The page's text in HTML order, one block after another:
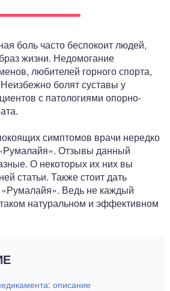
боль часто беспокоит людей,
жизни. Недомогание
любителей горного спорта,
болят суставы у
с патологиями опорно-
симптомов врачи нередко
Отзывы данный
О некоторых их них вы
статьи. Также стоит дать
Ведь не каждый
натуральном и эффективном
описание